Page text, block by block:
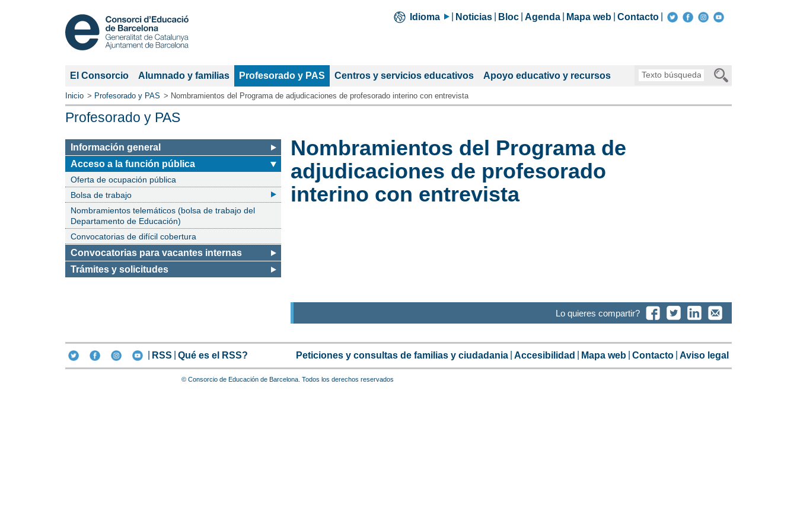
Idioma Noticias Bloc Agenda Mapa web Contacto
El Consorcio Alumnado y familias
Sección
actual:
Profesorado y PAS Centros y servicios educativos Apoyo educativo y recursos
Texto
Inicio Profesorado y PAS Nombramientos del Programa de adjudicaciones de profesorado interino con entrevista
Profesorado y PAS
Información general
Sección
actual:
Acceso a la función pública
Oferta de ocupación pública
Bolsa de trabajo
Nombramientos telemáticos (bolsa de trabajo del
Departamento de Educación)
Convocatorias de difícil cobertura
Convocatorias para vacantes internas
Trámites y solicitudes
Nombramientos del Programa de
adjudicaciones de profesorado
interino con entrevista
Lo quieres compartir?
RSS Qué es el RSS? Peticiones y consultas de familias y ciudadania Accesibilidad Mapa web Contacto Aviso legal
© Consorcio de Educación de Barcelona. Todos los derechos reservados